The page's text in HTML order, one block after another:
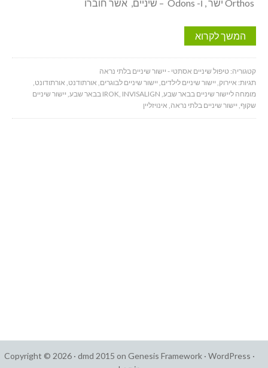
המשך לקרוא
קטגוריה: טיפול שיניים אסתטי - יישור שיניים בלתי נראה
תגיות: איירוק, יישור שיניים לילדים, יישור שיניים לבוגרים, אורתודנט, אורתודונט,
מומחה ליישור שיניים בבאר שבע,
IROK, INVISALIGN בבאר שבע , יישור שיניים
שקוף, יישור שיניים בלתי נראה, אינויזליין
Copyright © 2026 · dmd 2015 on Genesis Framework · WordPress ·